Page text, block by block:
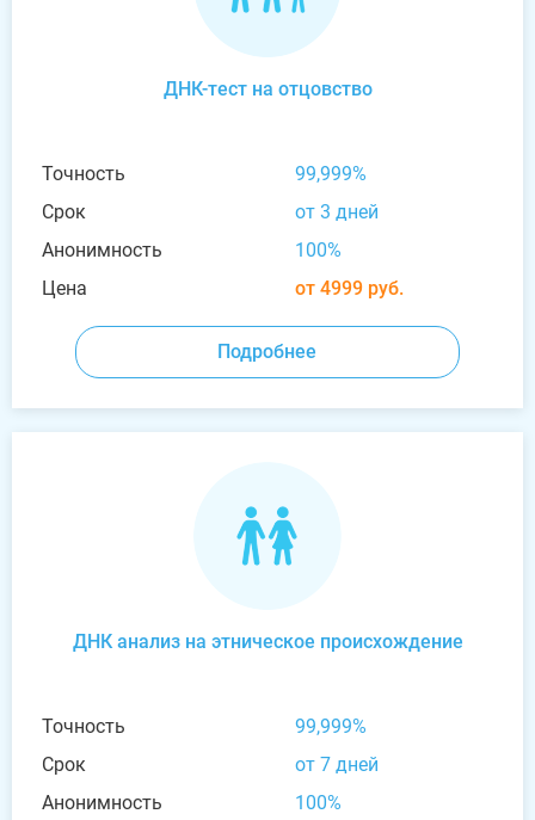
ДНК-тест на отцовство
Точность
99,999%
Срок
от 3 дней
Анонимность
100%
Цена
от 4999 руб.
Подробнее
ДНК анализ на этническое происхождение
Точность
99,999%
Срок
от 7 дней
Анонимность
100%